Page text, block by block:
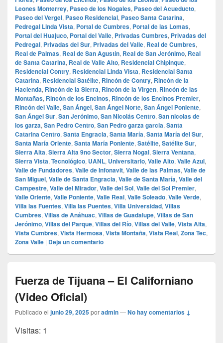
Leones Monterrey, Paseo de los Nogales, Paseo del Acueducto,
Paseo del Vergel, Paseo Residencial, Paseo Santa Catarina,
Pedregal Linda Vista, Portal de Cumbres, Portal de las Lomas,
Portal del Huajuco, Portal del Valle, Privadas Cumbres, Privadas del
Pedregal, Privadas del Sur, Privadas del Valle, Real de Cumbres,
Real de Palmas, Real de San Agustín, Real de San Jerónimo, Real
de Santa Catarina, Real de Valle Alto, Residencial Chipinque,
Residencial Contry, Residencial Linda Vista, Residencial Santa
Catarina, Residencial Satélite, Rincón de Contry, Rincón de la
Hacienda, Rincón de la Sierra, Rincón de la Virgen, Rincón de las
Montañas, Rincón de los Encinos, Rincón de los Encinos Premier,
Rincón del Valle, San Ángel, San Ángel Norte, San Ángel Poniente,
San Ángel Sur, San Jerónimo, San Nicolás Centro, San nicolas de
los garza, San Pedro Centro, San Pedro garza garcia, Santa
Catarina Centro, Santa Engracia, Santa María, Santa María del Sur,
Santa María Oriente, Santa María Poniente, Satélite, Satélite Sur,
Sierra Alta, Sierra Alta 9no Sector, Sierra Nogal, Sierra Ventana,
Sierra Vista, Tecnológico, UANL, Universitario, Valle Alto, Valle Azul,
Valle de Fundadores, Valle de Infonavit, Valle de las Palmas, Valle de
San Miguel, Valle de Santa Engracia, Valle de Santa María, Valle del
Campestre, Valle del Mirador, Valle del Sol, Valle del Sol Premier,
Valle Oriente, Valle Poniente, Valle Real, Valle Soleado, Valle Verde,
Villa las Fuentes, Villa las Puentes, Villa Universidad, Villas
Cumbres, Villas de Anáhuac, Villas de Guadalupe, Villas de San
Jerónimo, Villas del Parque, Villas del Río, Villas del Valle, Vista Alta,
Vista Cumbres, Vista Hermosa, Vista Montaña, Vista Real, Zona Tec,
Zona Valle | Deja un comentario
Fuerza de Tijuana – El Californiano
(Video Oficial)
Publicado el junio 29, 2025poradmin—No hay comentarios ↓
Visitas: 1